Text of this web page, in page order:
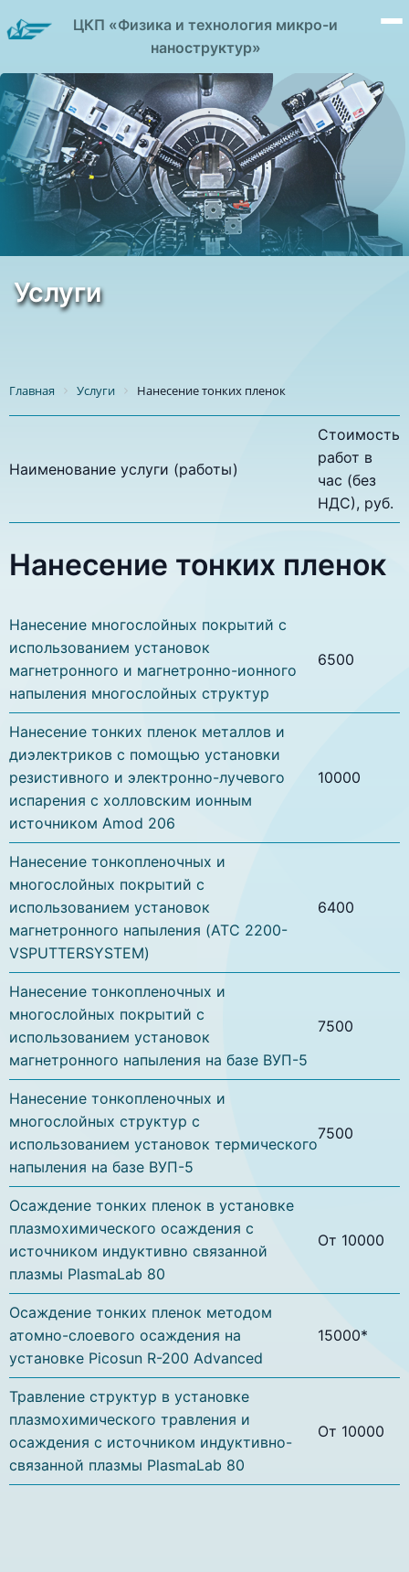
ЦКП «Физика и технология микро-и
наноструктур»
Услуги
Главная Услуги Нанесение тонких пленок
Наименование услуги (работы)
Стоимость
работ в
час (без
НДС), руб.
Нанесение тонких пленок
Нанесение многослойных покрытий с
использованием установок
магнетронного и магнетронно-ионного
напыления многослойных структур
6500
Нанесение тонких пленок металлов и
диэлектриков с помощью установки
резистивного и электронно-лучевого
испарения с холловским ионным
источником Amod 206
10000
Нанесение тонкопленочных и
многослойных покрытий с
использованием установок
магнетронного напыления (ATC 2200-
VSPUTTERSYSTEM)
6400
Нанесение тонкопленочных и
многослойных покрытий с
использованием установок
магнетронного напыления на базе ВУП-5
7500
Нанесение тонкопленочных и
многослойных структур с
использованием установок термического
напыления на базе ВУП-5
7500
Осаждение тонких пленок в установке
плазмохимического осаждения с
источником индуктивно связанной
плазмы PlasmaLab 80
От 10000
Осаждение тонких пленок методом
атомно-слоевого осаждения на
установке Picosun R-200 Advanced
15000*
Травление структур в установке
плазмохимического травления и
осаждения с источником индуктивно-
связанной плазмы PlasmaLab 80
От 10000